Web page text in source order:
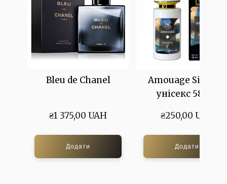
Bleu de Chanel
₴1 375,00 UAH
Додати
Amouage Sindbad
унісекс 58 мл
₴250,00 UAH
Додати